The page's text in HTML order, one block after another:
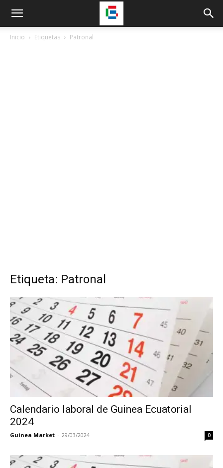
Inicio Etiquetas Patronal
Etiqueta: Patronal
Calendario laboral de Guinea Ecuatorial
2024
Guinea Market - 29/03/2024 0